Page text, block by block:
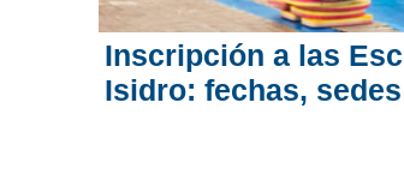
Inscripción a las
Isidro: fechas,